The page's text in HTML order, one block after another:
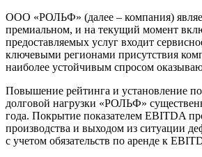
ООО «РОЛЬФ» (далее – компания)
премиальном, и на текущий момент
предоставляемых услуг входит
ключевыми регионами присутствия
наиболее устойчивым спросом
Повышение рейтинга и установление
долговой нагрузки «РОЛЬФ»
года. Покрытие показателем EBITDA
производства и выходом из ситуации
с учетом обязательств по аренде к